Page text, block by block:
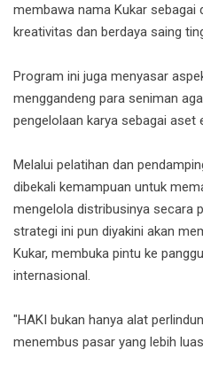
membawa nama Kukar sebagai
kreativitas dan berdaya saing
Program ini juga menyasar
menggandeng para seniman
pengelolaan karya sebagai aset
Melalui pelatihan dan
dibekali kemampuan untuk
mengelola distribusinya secara
strategi ini pun diyakini akan
Kukar, membuka pintu ke
internasional.
"HAKI bukan hanya alat
menembus pasar yang lebih